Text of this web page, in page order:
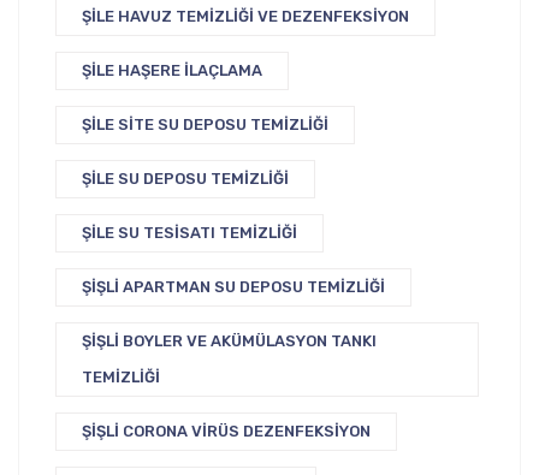
ŞILE HAVUZ TEMIZLIĞI VE DEZENFEKSIYON
ŞILE HAŞERE İLAÇLAMA
ŞILE SITE SU DEPOSU TEMIZLIĞI
ŞILE SU DEPOSU TEMIZLIĞI
ŞILE SU TESISATI TEMIZLIĞI
ŞIŞLI APARTMAN SU DEPOSU TEMIZLIĞI
ŞIŞLI BOYLER VE AKÜMÜLASYON TANKI
TEMIZLIĞI
ŞIŞLI CORONA VIRÜS DEZENFEKSIYON